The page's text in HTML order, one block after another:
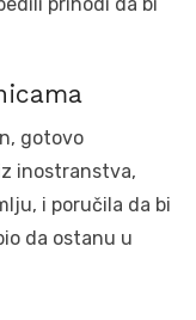
gotovo
inostranstva,
i poručila da bi
da ostanu u